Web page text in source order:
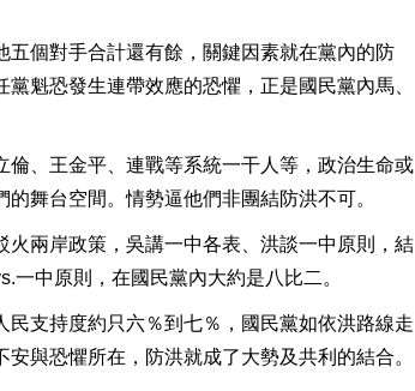
個對手合計還有餘，關鍵因素就在黨內的防
魁恐發生連帶效應的恐懼，正是國民黨內馬、
、王金平、連戰等系統一干人等，政治生命或
舞台空間。情勢逼他們非團結防洪不可。
兩岸政策，吳講一中各表、洪談一中原則，結
中原則，在國民黨內大約是八比二。
支持度約只六％到七％，國民黨如依洪路線走
與恐懼所在，防洪就成了大勢及共利的結合。